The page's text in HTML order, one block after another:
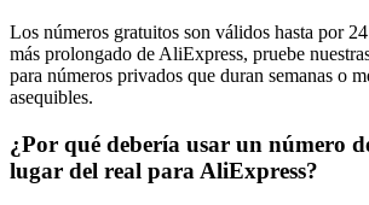
Los números gratuitos son válidos hasta por
más prolongado de AliExpress, pruebe
para números privados que duran semanas o
asequibles.
¿Por qué debería usar un número
lugar del real para AliExpress?